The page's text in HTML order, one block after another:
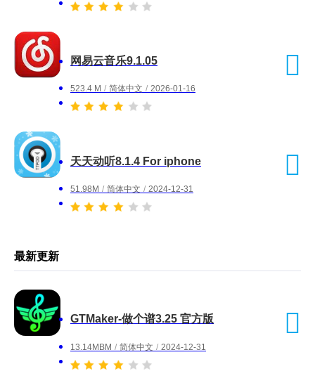
网易云音乐9.1.05
523.4 M / 简体中文 / 2026-01-16
天天动听8.1.4 For iphone
51.98M / 简体中文 / 2024-12-31
最新更新
GTMaker-做个谱3.25 官方版
13.14MBM / 简体中文 / 2024-12-31